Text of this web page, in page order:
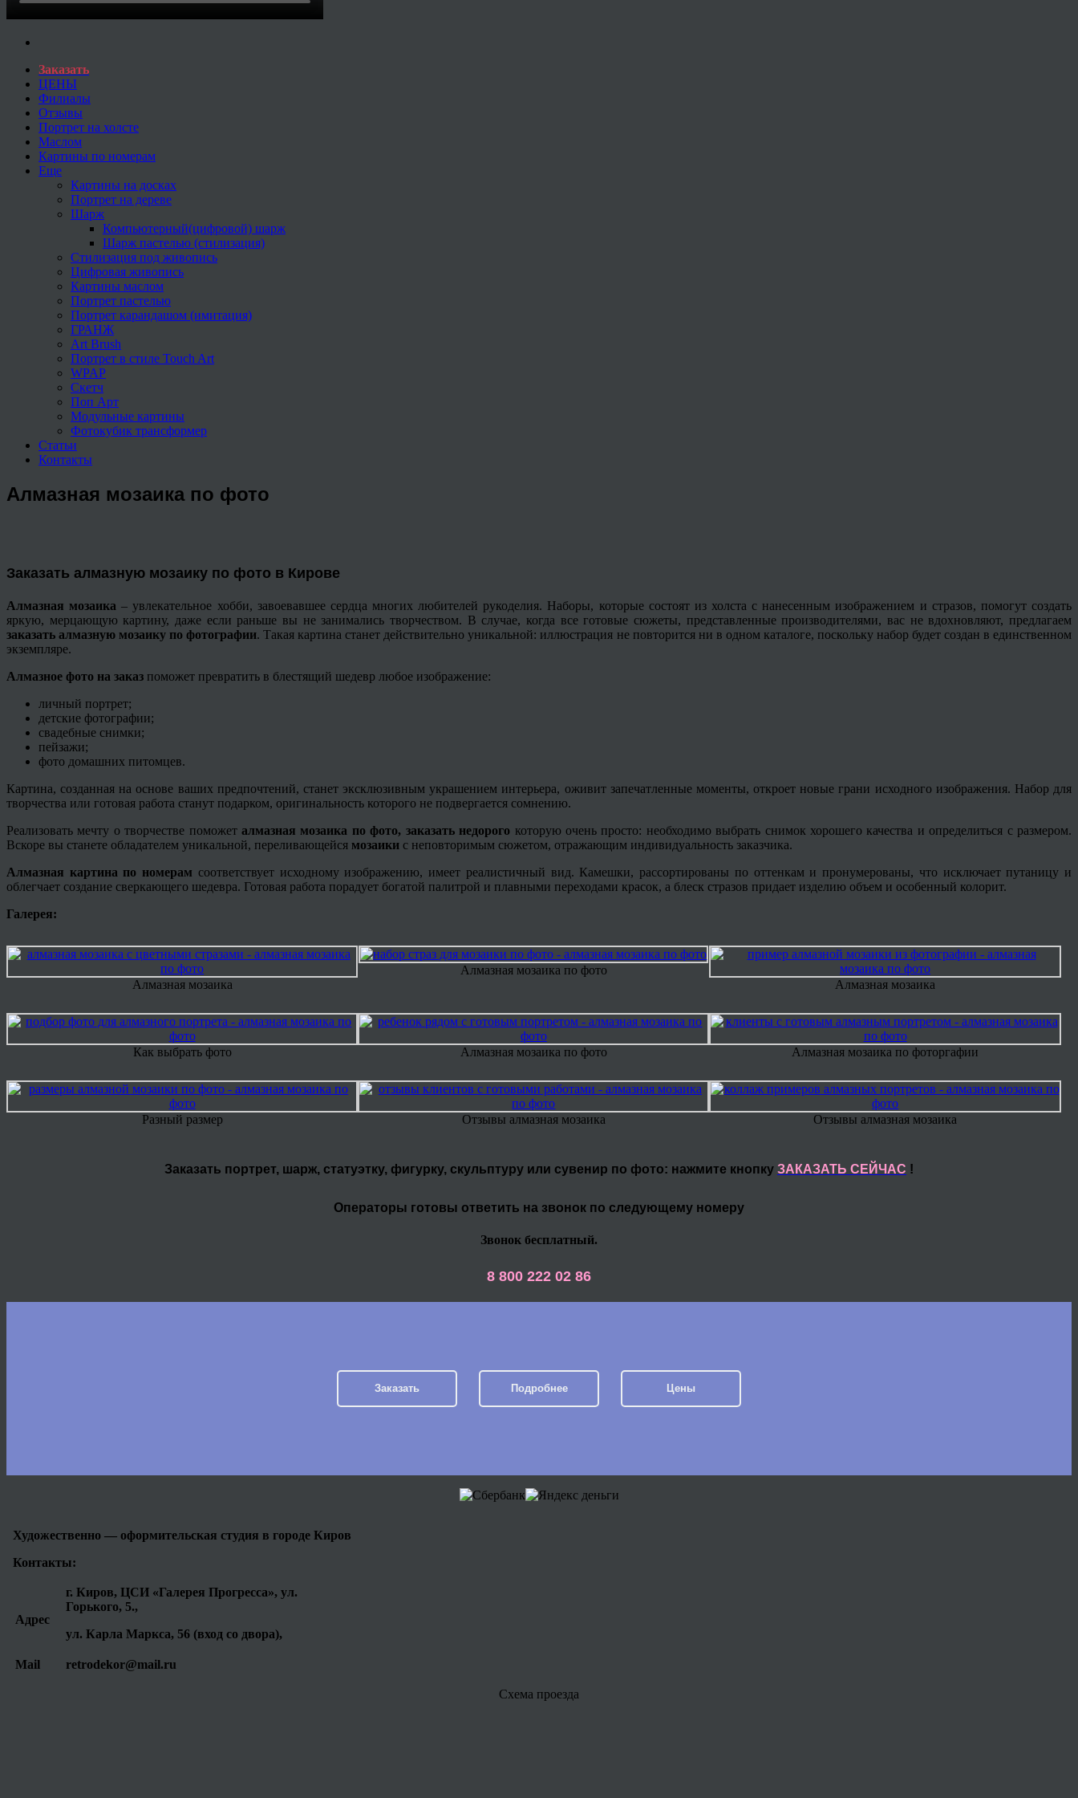
Заказать
ЦЕНЫ
Филиалы
Отзывы
Портрет на холсте
Маслом
Картины по номерам
Еще
Картины на досках
Портрет на дереве
Шарж
Компьютерный(цифровой) шарж
Шарж пастелью (стилизация)
Стилизация под живопись
Цифровая живопись
Картины маслом
Портрет пастелью
Портрет карандашом (имитация)
ГРАНЖ
Art Brush
Портрет в стиле Touch Art
WPAP
Скетч
Поп Арт
Модульные картины
Фотокубик трансформер
Статьи
Контакты
Алмазная мозаика по фото
Заказать алмазную мозаику по фото в Кирове
Алмазная мозаика – увлекательное хобби, завоевавшее сердца многих любителей рукоделия. Наборы, которые состоят из холста с нанесенным изображением и стразов, помогут создать
яркую, мерцающую картину, даже если раньше вы не занимались творчеством. В случае, когда все готовые сюжеты, представленные производителями, вас не вдохновляют, предлагаем
заказать алмазную мозаику по фотографии. Такая картина станет действительно уникальной: иллюстрация не повторится ни в одном каталоге, поскольку набор будет создан в единственном
экземпляре.
Алмазное фото на заказ поможет превратить в блестящий шедевр любое изображение:
личный портрет;
детские фотографии;
свадебные снимки;
пейзажи;
фото домашних питомцев.
Картина, созданная на основе ваших предпочтений, станет эксклюзивным украшением интерьера, оживит запечатленные моменты, откроет новые грани исходного изображения. Набор для
творчества или готовая работа станут подарком, оригинальность которого не подвергается сомнению.
Реализовать мечту о творчестве поможеталмазная мозаика по фото, заказать недорого которую очень просто: необходимо выбрать снимок хорошего качества и определиться с размером.
Вскоре вы станете обладателем уникальной, переливающейся мозаики с неповторимым сюжетом, отражающим индивидуальность заказчика.
Алмазная картина по номерам соответствует исходному изображению, имеет реалистичный вид. Камешки, рассортированы по оттенкам и пронумерованы, что исключает путаницу и
облегчает создание сверкающего шедевра. Готовая работа порадует богатой палитрой и плавными переходами красок, а блеск стразов придает изделию объем и особенный колорит.
Галерея:
Алмазная мозаика
Алмазная мозаика по фото
Алмазная мозаика
Как выбрать фото Алмазная мозаика по фото Алмазная мозаика по фоторгафии
Разный размер Отзывы алмазная мозаика Отзывы алмазная мозаика
Заказать портрет, шарж, статуэтку, фигурку, скульптуру или сувенир по фото: нажмите кнопку ЗАКАЗАТЬ СЕЙЧАС !
Операторы готовы ответить на звонок по следующему номеру
Звонок бесплатный.
8 800 222 02 86
Заказать Подробнее Цены
Художественно — оформительская студия в городе Киров
Контакты:
Адрес
г. Киров, ЦСИ «Галерея Прогресса», ул.
Горького, 5.,
ул. Карла Маркса, 56 (вход со двора),
Mail retrodekor@mail.ru
Схема проезда